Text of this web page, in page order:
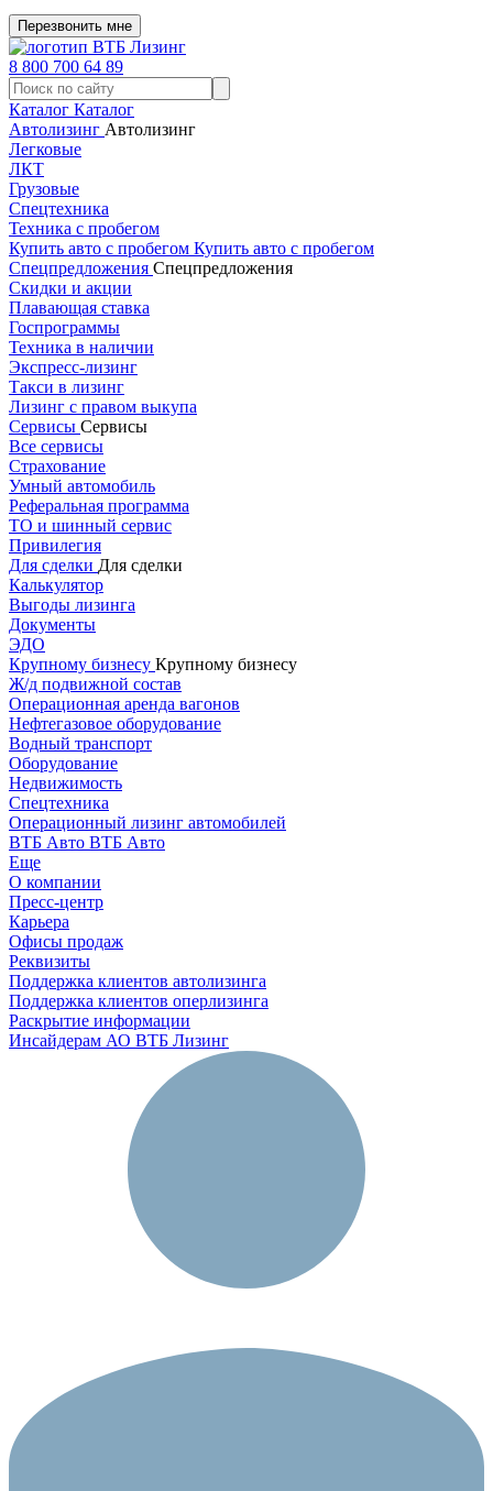
Перезвонить мне
8 800 700 64 89
Каталог Каталог
Автолизинг Автолизинг
Легковые
ЛКТ
Грузовые
Спецтехника
Техника с пробегом
Купить авто с пробегом Купить авто с пробегом
Спецпредложения Спецпредложения
Скидки и акции
Плавающая ставка
Госпрограммы
Техника в наличии
Экспресс-лизинг
Такси в лизинг
Лизинг с правом выкупа
Сервисы Сервисы
Все сервисы
Страхование
Умный автомобиль
Реферальная программа
ТО и шинный сервис
Привилегия
Для сделки Для сделки
Калькулятор
Выгоды лизинга
Документы
ЭДО
Крупному бизнесу Крупному бизнесу
Ж/д подвижной состав
Операционная аренда вагонов
Нефтегазовое оборудование
Водный транспорт
Оборудование
Недвижимость
Спецтехника
Операционный лизинг автомобилей
ВТБ Авто ВТБ Авто
Еще
О компании
Пресс-центр
Карьера
Офисы продаж
Реквизиты
Поддержка клиентов автолизинга
Поддержка клиентов оперлизинга
Раскрытие информации
Инсайдерам АО ВТБ Лизинг